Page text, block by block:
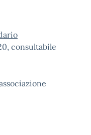
consultabile